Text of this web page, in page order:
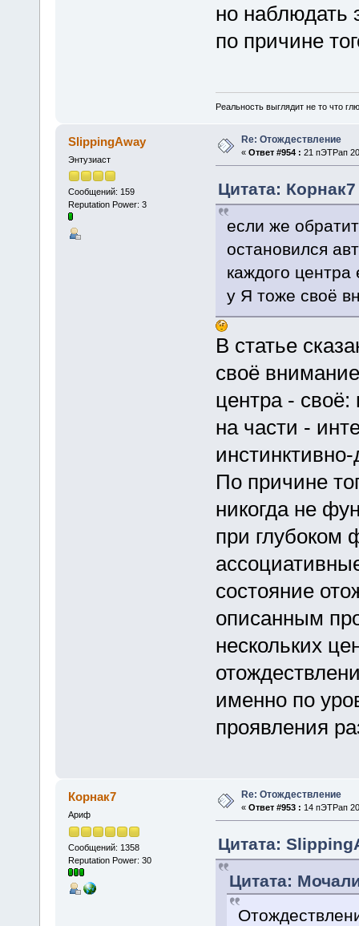
но наблюдать
по причине
Реальность выглядит не то что
SlippingAway
Энтузиаст
Сообщений: 159
Reputation Power: 3
Re: Отождествление
« Ответ #954 : 21 пЭТРап
Цитата:
если же
остановился
каждого
у Я тоже своё
В статье
своё
центра - своё:
на части -
По причине
никогда не
при глубоком
состояние
описанным
нескольких
именно по
проявления
Корнак7
Ариф
Сообщений: 1358
Reputation Power: 30
Re: Отождествление
« Ответ #953 : 14 пЭТРап
Цитата:
Цитата: